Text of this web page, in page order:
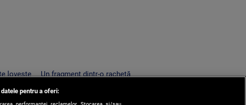
lovește
Un fragment dintr-o rachetă
descoperit oamenii de știință
după impact
pentru a oferi: